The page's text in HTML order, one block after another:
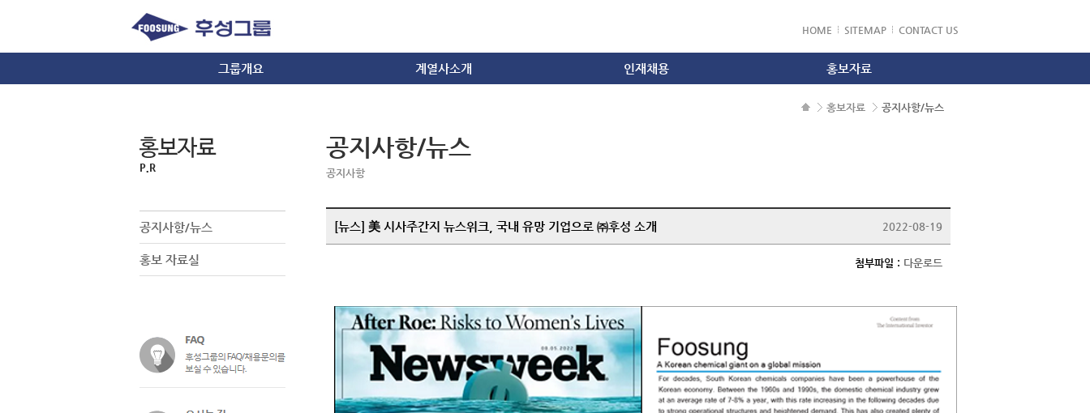
HOME SITEMAP CONTACT US
그룹개요 계열사소개
방산/자동차/IT
인재채용 홍보자료
홍보자료 공지사항/뉴스
공지사항/뉴스
홍보 자료실
공지사항/뉴스
공지사항
[뉴스] 美 시사주간지 뉴스위크, 국내 유망 기업으로 ㈜후성 소개 2022-08-19
첨부파일 : 다운로드